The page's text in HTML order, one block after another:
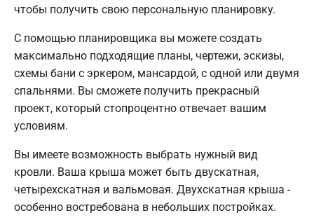
чтобы получить свою персональную планировку.
С помощью планировщика вы можете создать
максимально подходящие планы, чертежи, эскизы,
схемы бани с эркером, мансардой, с одной или двумя
спальнями. Вы сможете получить прекрасный
проект, который стопроцентно отвечает вашим
условиям.
Вы имеете возможность выбрать нужный вид
кровли. Ваша крыша может быть двускатная,
четырехскатная и вальмовая. Двухскатная крыша -
особенно востребована в небольших постройках.